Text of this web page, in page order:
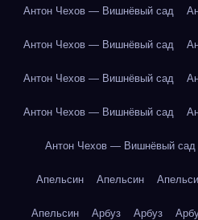
Антон Чехов — Вишнёвый сад
Антон Чехов — Вишнёвый сад
Антон Чехов — Вишнёвый сад
Антон Чехов — Вишнёвый сад
Антон Чехов — Вишнёвый сад
Апельсин Апельсин
Апельсин Арбуз Арбуз